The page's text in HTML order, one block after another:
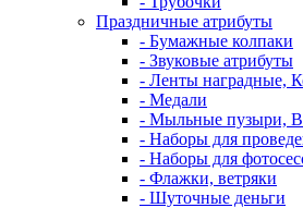
Праздничные атрибуты
- Бумажные колпаки
- Звуковые атрибуты
- Ленты наградные,
- Медали
- Мыльные пузыри,
- Наборы для
- Наборы для
- Флажки, ветряки
- Шуточные деньги